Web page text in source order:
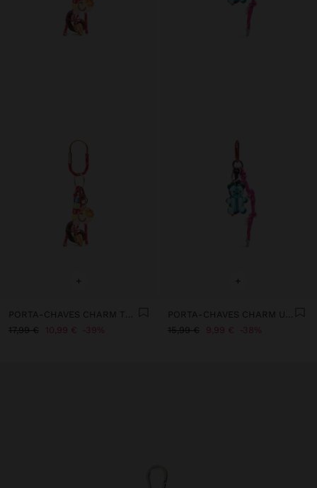
+
PORTA-CHAVES CHARM THE COFFEE LOVERS - THE RECIPE BOOK
17,99 €
10,99 € 39%
+
PORTA-CHAVES CHARM URSO
15,99 €
9,99 € 38%